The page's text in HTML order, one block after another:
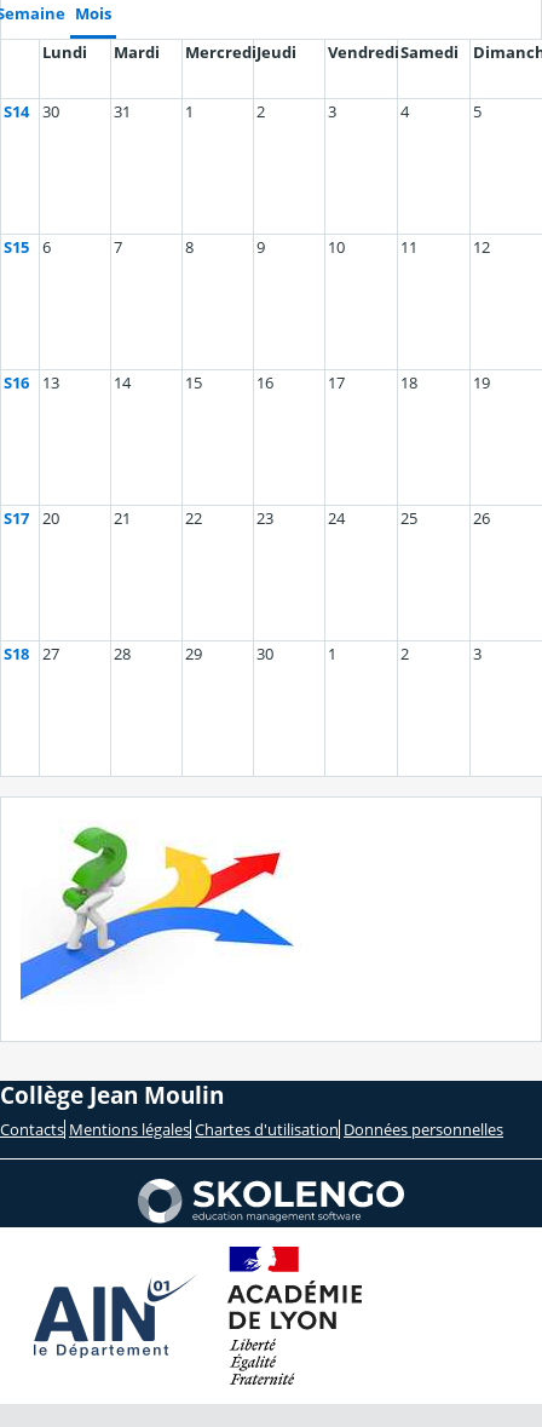
Mois
Lundi
Mardi MercrediJeudi VendrediSamedi
S14 30 31 1 2 3 4 5
S15 6 7 8 9 10 11 12
S16 13 14 15 16 17 18 19
S17 20 21 22 23 24 25 26
S18 27 28 29 30 1 2 3
Collège Jean Moulin
Contacts Mentions légales Chartes d'utilisation Données personnelles